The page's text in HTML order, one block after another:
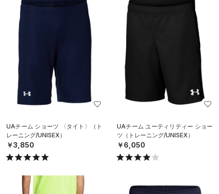
UAチーム ショーツ 〈タイト〉（ト
レーニング/UNISEX）
￥3,850
UAチーム ユーティリティー ショー
ツ（トレーニング/UNISEX）
￥6,050